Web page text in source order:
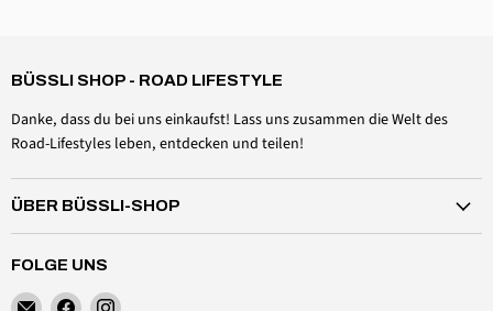
BÜSSLI SHOP - ROAD LIFESTYLE
Danke, dass du bei uns einkaufst! Lass uns zusammen die Welt des
Road-Lifestyles leben, entdecken und teilen!
ÜBER BÜSSLI-SHOP
FOLGE UNS
FindenFindenFinden
Zubehör Dachmütze Spannset Windschutzscheibe
Hilfreich ? Ja Teilen
Facebook
Schweiz,
Anonym
Verifizierter Kunde
Magnethaken 20kg
Wie oft willt ihr mich denn noch fragen, ob ich einen
simplen Magnethaken bewerten will? Ich will und